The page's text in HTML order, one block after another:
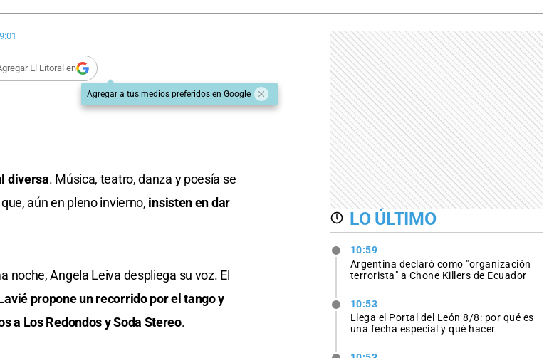
9:01
El Litoral en
Agregar a tus medios preferidos en Google
diversa. Música, teatro, danza y poesía se
aún en pleno invierno, insisten en dar
noche, Angela Leiva despliega su voz. El
propone un recorrido por el tango y
a Los Redondos y Soda Stereo.
LO ÚLTIMO
10:59
Argentina declaró como "organización
terrorista" a Chone Killers de Ecuador
10:53
Llega el Portal del León 8/8: por qué es
una fecha especial y qué hacer